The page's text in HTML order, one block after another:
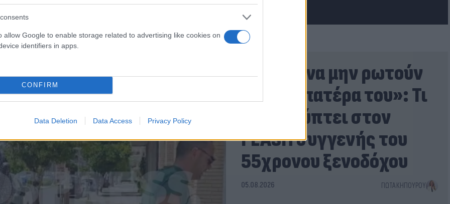
allow Google to enable storage related to advertising like cookies on
identifiers in apps.
CONFIRM
Data Deletion Data Access Privacy Policy
«Έλεγε να μην ρωτούν
για τον πατέρα του»: Τι
αποκαλύπτει στον
FLASH συγγενής του
55χρονου ξενοδόχου
05.08.2026 ΓΙΏΤΑ ΚΗΠΟΥΡΟΎ